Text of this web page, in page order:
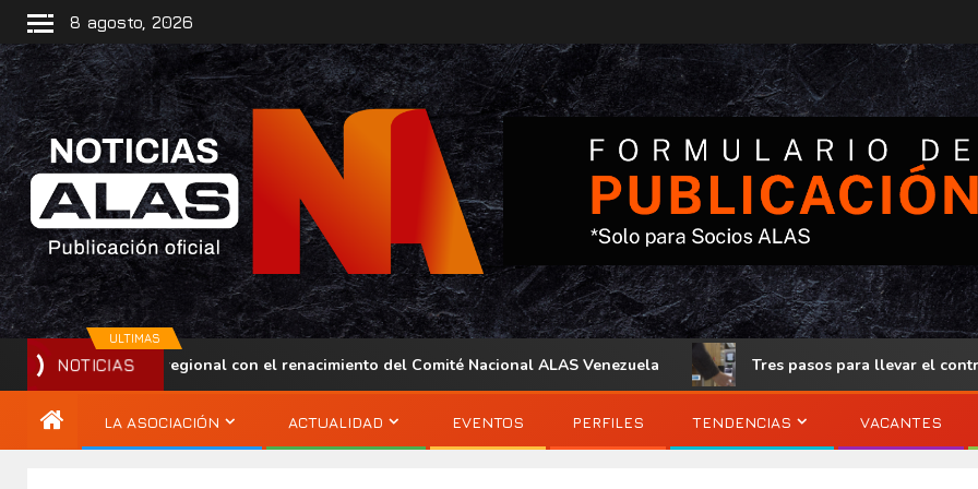
8 agosto, 2026
ULTIMAS
NOTICIAS
su presencia regional con el renacimiento del Comité Nacional ALAS Venezuela Tres pasos para llevar el control de
LA ASOCIACIÓN ACTUALIDAD EVENTOS PERFILES TENDENCIAS VACANTES